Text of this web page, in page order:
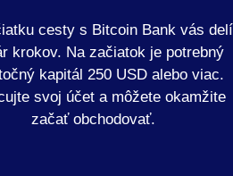
cesty s Bitcoin Bank vás delí
krokov. Na začiatok je potrebný
kapitál 250 USD alebo viac.
svoj účet a môžete okamžite
začať obchodovať.